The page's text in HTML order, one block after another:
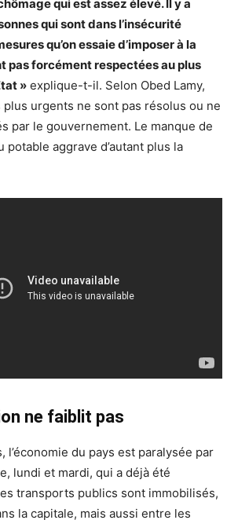
qui est assez élevé. Il y a
qui sont dans l’insécurité
qu’on essaie d’imposer à la
pas forcément respectées au plus
» explique-t-il. Selon Obed Lamy,
urgents ne sont pas résolus ou ne
par le gouvernement. Le manque de
potable aggrave d’autant plus la
ne faiblit pas
l’économie du pays est paralysée par
lundi et mardi, qui a déjà été
transports publics sont immobilisés,
la capitale, mais aussi entre les